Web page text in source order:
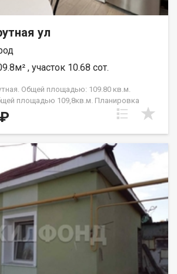
ул
, участок 10.68 сот.
Общей площадью: 109.80 кв.м.
площадью 109,8кв.м. Планировка
зал с кухней в едином
во двор Вместительный коридор и
спальни . Гараж пристроен к дому вместе
вход из гаража. На участке стоит
зона барбекю, беседка, теплица,
кроликов. На участке все посадки,
обмен на вашу недвижимость.
в рассрочку. При звонке, пожалуйста,
- JV008022117344.